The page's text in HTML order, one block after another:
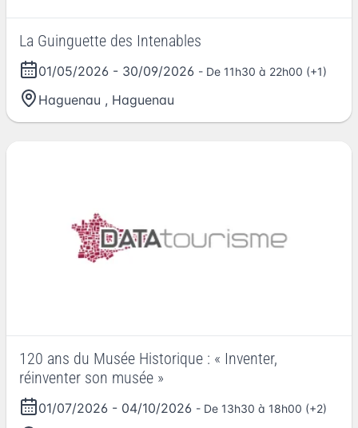
La Guinguette des Intenables
01/05/2026 - 30/09/2026 - De 11h30 à 22h00 (+1)
Haguenau , Haguenau
120 ans du Musée Historique : « Inventer,
réinventer son musée »
01/07/2026 - 04/10/2026 - De 13h30 à 18h00 (+2)